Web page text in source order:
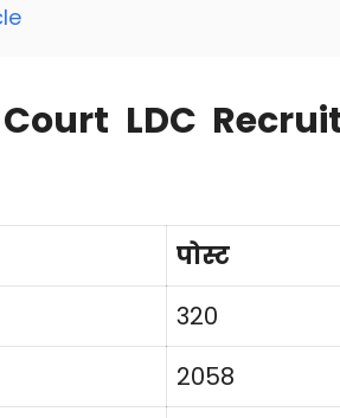
LDC
पोस्ट
320
2058